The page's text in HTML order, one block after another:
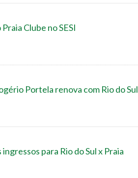
Clube no SESI
Portela renova com Rio do Sul
ingressos para Rio do Sul x Praia